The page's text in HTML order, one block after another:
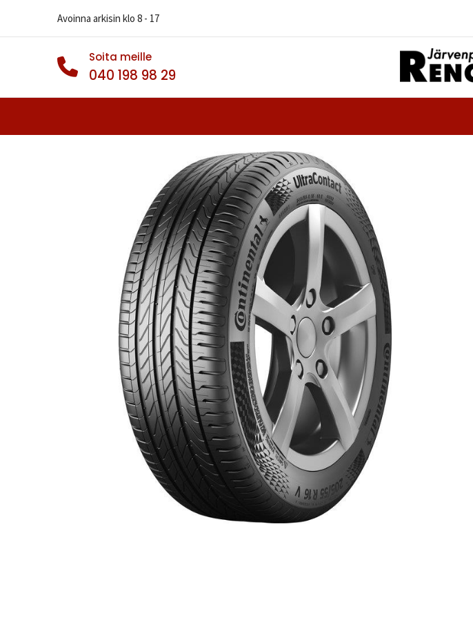
Avoinna arkisin klo 8 - 17
Soita meille
040 198 98 29